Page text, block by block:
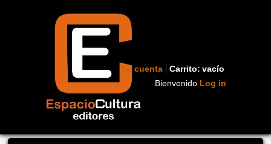
Carrito: vacío
Su cuenta
Bienvenido Log in